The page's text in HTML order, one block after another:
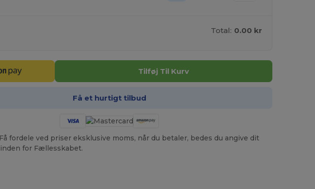
Total: 0.00 kr
Tilføj Til Kurv
Få et hurtigt tilbud
fordele ved priser eksklusive moms, når du betaler, bedes du angive dit
for Fællesskabet.